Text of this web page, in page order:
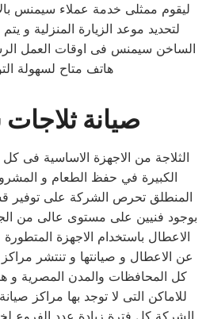
ليقوم ممثلى خدمة عملاء سيمنس
لتحديد موعد الزيارة المنزلية و
الساخن سيمنس فى اوقات العمل
هاتف متاح لسهولة
صيانة
الثلاجة من الاجهزة الاساسية فى
الكبيرة في حفظ الطعام و
المنطلق تحرص الشركة على توفير
بوجود فنيين على مستوى عالى من
الاعطال باستخدام الاجهزة
عن الاعطال و صيانتها و تنتشر
كل المحافظات والمدن المصرية و
للاماكن التى لا توجد بها مراكز
الشركة كل فترة زيادة عدد الفروع